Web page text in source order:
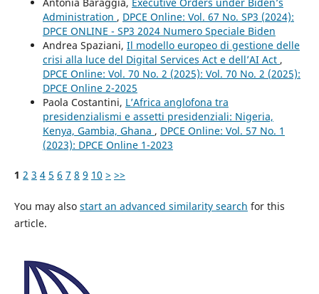
Administration , DPCE Online: Vol. 67 No. SP3 (2024):
DPCE ONLINE - SP3 2024 Numero Speciale Biden
Andrea Spaziani, Il modello europeo di gestione delle
crisi alla luce del Digital Services Act e dell’AI Act ,
DPCE Online: Vol. 70 No. 2 (2025): Vol. 70 No. 2 (2025):
DPCE Online 2-2025
Paola Costantini, L’Africa anglofona tra
presidenzialismi e assetti presidenziali: Nigeria,
Kenya, Gambia, Ghana , DPCE Online: Vol. 57 No. 1
(2023): DPCE Online 1-2023
1 2 3 4 5 6 7 8 9 10 > >>
You may also start an advanced similarity search for this
article.